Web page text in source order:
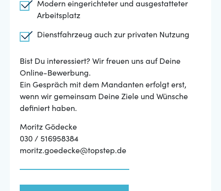
Modern eingerichteter und ausgestatteter
Arbeitsplatz
Dienstfahrzeug auch zur privaten Nutzung
Bist Du interessiert? Wir freuen uns auf Deine
Online-Bewerbung.
Ein Gespräch mit dem Mandanten erfolgt erst,
wenn wir gemeinsam Deine Ziele und Wünsche
definiert haben.
Moritz Gödecke
030 / 516958384
moritz.goedecke@topstep.de